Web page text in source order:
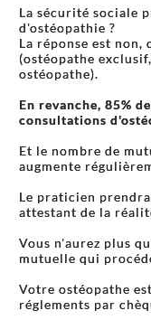
La sécurité sociale
d'ostéopathie ?
La réponse est
(ostéopathe
ostéopathe).
En revanche, 85%
consultations
Et le nombre de
augmente
Le praticien
attestant de la
Vous n'aurez plus
mutuelle qui
Votre ostéopathe
réglements par